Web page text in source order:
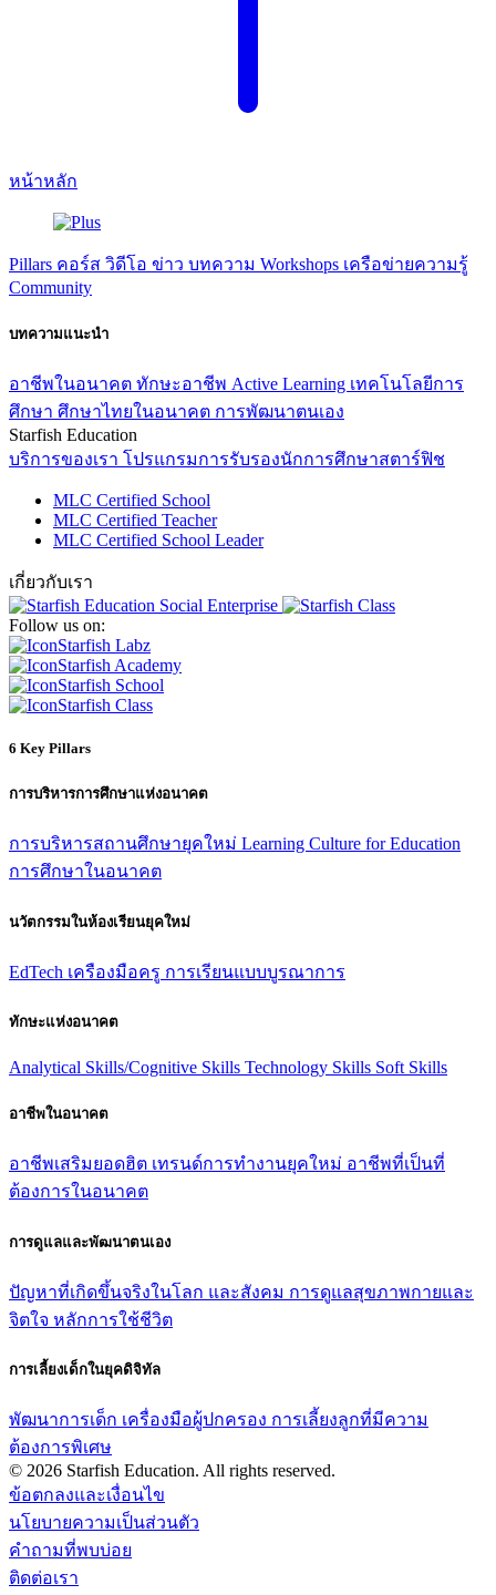
หน้าหลัก
Pillars คอร์ส วิดีโอ ข่าว บทความ Workshops เครือข่ายความรู้
Community
บทความแนะนำ
อาชีพในอนาคต ทักษะอาชีพ Active Learning เทคโนโลยีการ
ศึกษา ศึกษาไทยในอนาคต การพัฒนาตนเอง
Starfish Education
บริการของเรา โปรแกรมการรับรองนักการศึกษาสตาร์ฟิช
MLC Certified School
MLC Certified Teacher
MLC Certified School Leader
เกี่ยวกับเรา
Follow us on:
Starfish Labz
Starfish Academy
Starfish School
Starfish Class
6 Key Pillars
การบริหารการศึกษาแห่งอนาคต
การบริหารสถานศึกษายุคใหม่ Learning Culture for Education
การศึกษาในอนาคต
นวัตกรรมในห้องเรียนยุคใหม่
EdTech เครืองมือครู การเรียนแบบบูรณาการ
ทักษะแห่งอนาคต
Analytical Skills/Cognitive Skills Technology Skills Soft Skills
อาชีพในอนาคต
อาชีพเสริมยอดฮิต เทรนด์การทํางานยุคใหม่ อาชีพที่เป็นที่
ต้องการในอนาคต
การดูแลและพัฒนาตนเอง
ปัญหาที่เกิดขึ้นจริงในโลก และสังคม การดูแลสุขภาพกายและ
จิตใจ หลักการใช้ชีวิต
การเลี้ยงเด็กในยุคดิจิทัล
พัฒนาการเด็ก เครื่องมือผู้ปกครอง การเลี้ยงลูกที่มีความ
ต้องการพิเศษ
© 2026 Starfish Education. All rights reserved.
ข้อตกลงและเงื่อนไข
นโยบายความเป็นส่วนตัว
คำถามที่พบบ่อย
ติดต่อเรา